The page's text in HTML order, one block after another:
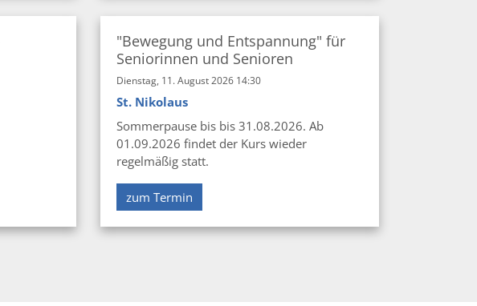
"Bewegung und Entspannung" für
Seniorinnen und Senioren
Dienstag, 11. August 2026 14:30
St. Nikolaus
Sommerpause bis bis 31.08.2026. Ab
01.09.2026 findet der Kurs wieder
regelmäßig statt.
zum Termin